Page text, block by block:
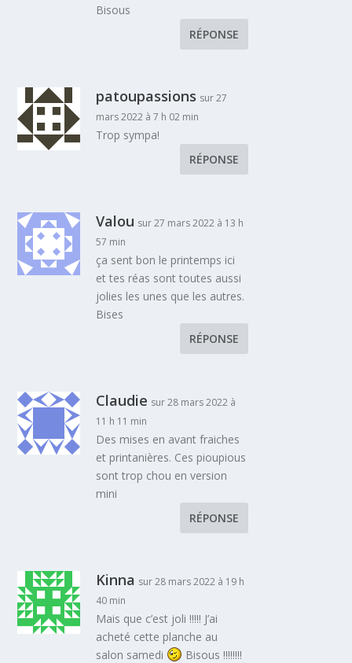
Bisous
RÉPONSE
patoupassions sur 27
mars 2022 à 7 h 02 min
Trop sympa!
RÉPONSE
Valou sur 27 mars 2022 à 13 h
57 min
ça sent bon le printemps ici
et tes réas sont toutes aussi
jolies les unes que les autres.
Bises
RÉPONSE
Claudie sur 28 mars 2022 à
11 h 11 min
Des mises en avant fraiches
et printanières. Ces pioupious
sont trop chou en version
mini
RÉPONSE
Kinna sur 28 mars 2022 à 19 h
40 min
Mais que c’est joli !!!!! J’ai
acheté cette planche au
salon samedi
Bisous !!!!!!!!